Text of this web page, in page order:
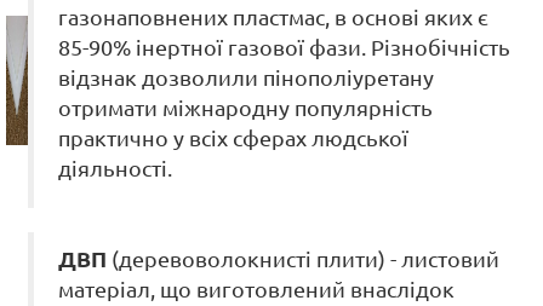
газонаповнених пластмас, в основі яких є
85-90% інертної газової фази. Різнобічність
відзнак дозволили пінополіуретану
отримати міжнародну популярність
практично у всіх сферах людської
діяльності.
ДВП (деревоволокнисті плити) - листовий
матеріал, що виготовлений внаслідок